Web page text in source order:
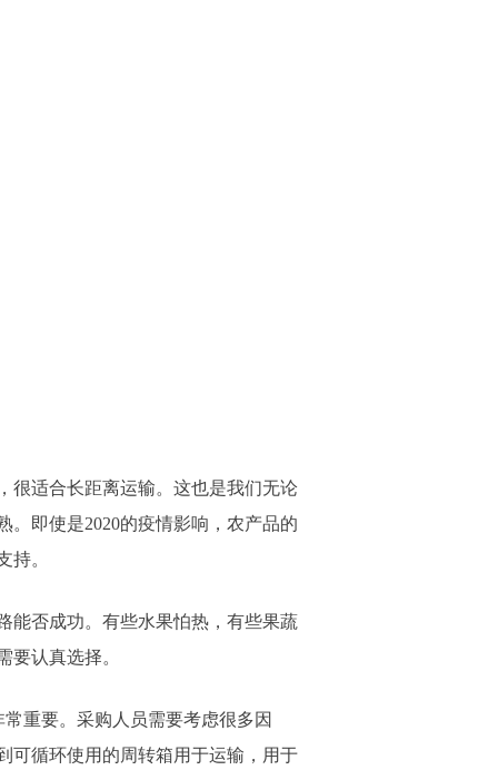
很适合长距离运输。这也是我们无论
即使是2020的疫情影响，农产品的
持。
能否成功。有些水果怕热，有些果蔬
认真选择。
重要。采购人员需要考虑很多因
可循环使用的周转箱用于运输，用于